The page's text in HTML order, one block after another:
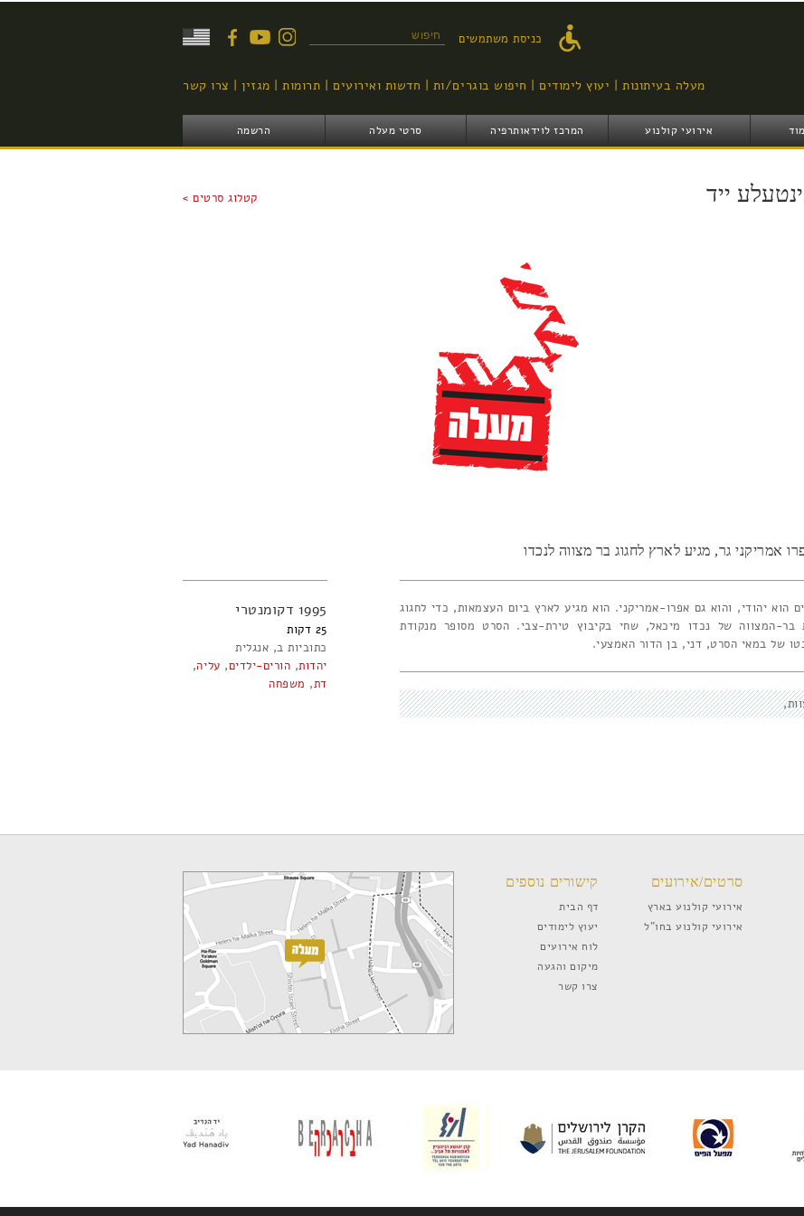
העיקרי
טופס חיפוש כניסת משתמשים
מעלה בעיתונות יעוץ לימודים חיפוש בוגרים/ות חדשות ואירועים תרומות מגזין צרו קשר
אירועי קולנוע המרכז לוידאותרפיה סרטי מעלה הרשמה
ייד קטלוג סרטים >
אמריקני גר, מגיע לארץ לחגוג בר מצווה לנכדו
הוא יהודי, והוא גם אפרו-אמריקני. הוא מגיע לארץ ביום העצמאות, כדי לחגוג
בר-המצווה של נכדו מיכאל, שחי בקיבוץ טירת-צבי. הסרט מסופר מנקודת
של במאי הסרט, דני, בן הדור האמצעי.
1995 דקומנטרי
25
כתוביות ב אנגלית
יהדות, הורים-ילדים, עליה,
דת, משפחה
סרטים/אירועים
אירועי קולנוע בארץ
אירועי קולנוע בחו”ל
קישורים נוספים
דף הבית
יעוץ לימודים
לוח אירועים
מיקום והגעה
צרו קשר